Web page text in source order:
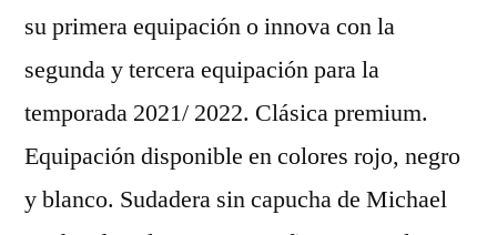
su primera equipación o innova con la
segunda y tercera equipación para la
temporada 2021/ 2022. Clásica premium.
Equipación disponible en colores rojo, negro
y blanco. Sudadera sin capucha de Michael